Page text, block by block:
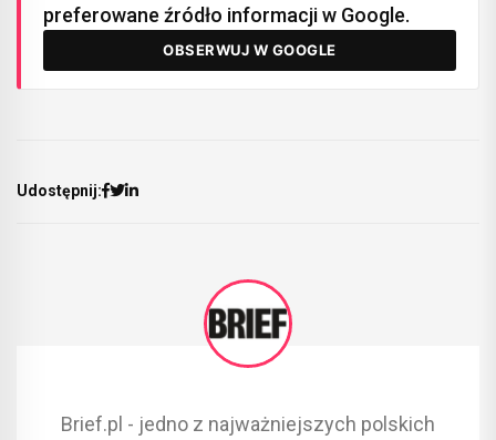
preferowane źródło informacji w Google.
OBSERWUJ W GOOGLE
Udostępnij:
Brief.pl - jedno z najważniejszych polskich